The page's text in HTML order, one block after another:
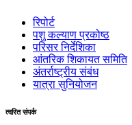
रिपोर्ट
पशु कल्याण प्रकोष्ठ
परिसर निर्देशिका
आंतरिक शिकायत समिति
अंतर्राष्‍ट्रीय संबंध
यात्रा सुनियोजन
त्वरित संपर्क